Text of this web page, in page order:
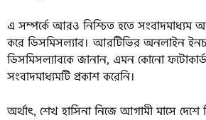
এ সম্পর্কে আরও নিশ্চিত হতে সংবাদমাধ্যম
করে ডিসমিসল্যাব। আরটিভির অনলাইন
ডিসমিসল্যাবকে জানান, এমন কোনো ফটোকার্ড
সংবাদমাধ্যমটি প্রকাশ করেনি।
অর্থাৎ, শেখ হাসিনা নিজে আগামী মাসে